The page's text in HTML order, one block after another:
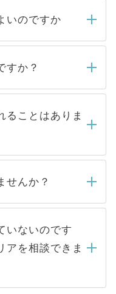
いのですか
、弊社担当者がご
メールもしくは
にはご連絡をせて
くお待ちくださ
すか？
扱っている求人の
からご覧いただ
。非公開求人は
には公開してい
人気のある医療機
応募が殺到する場
に合った人材の
るケースが増え
ることはありま
とは一切ありませ
内定をいただい
ません。内定先へ
ートナーが行い
い。
せんか？
とはありませんの
イトからの登録
の個人情報は、
よび転職活動の
す。お預かりし
タはご本人の許可
いないのです
アを相談できま